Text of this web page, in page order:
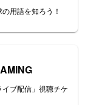
用語を知ろう！
ブ配信」視聴チケ